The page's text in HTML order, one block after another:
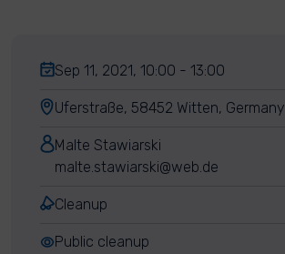
Sep 11, 2021, 10:00 - 13:00
Uferstraße, 58452 Witten, Germany
Malte Stawiarski
malte.stawiarski@web.de
Cleanup
Public cleanup